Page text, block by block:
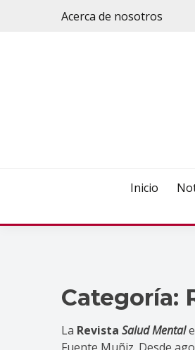
Acerca de nosotros
Inicio
Categoría:
La Revista Salud Mental